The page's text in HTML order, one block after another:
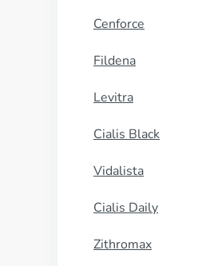
Cenforce
Fildena
Levitra
Cialis Black
Vidalista
Cialis Daily
Zithromax